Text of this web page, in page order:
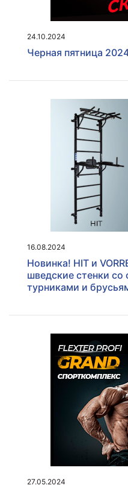
24.10.2024
Черная пятница
16.08.2024
Новинка! HIT и
шведские стенки
турниками и
27.05.2024